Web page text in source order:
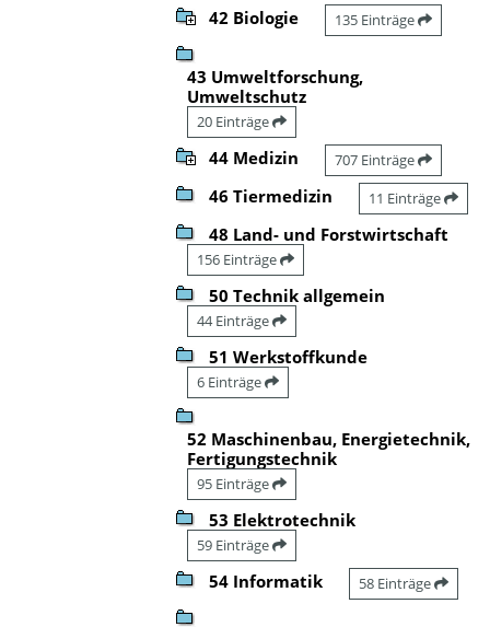
42 Biologie 135 Einträge
43 Umweltforschung,
Umweltschutz
20 Einträge
44 Medizin 707 Einträge
46 Tiermedizin 11 Einträge
48 Land- und Forstwirtschaft
156 Einträge
50 Technik allgemein
44 Einträge
51 Werkstoffkunde
6 Einträge
52 Maschinenbau, Energietechnik,
Fertigungstechnik
95 Einträge
53 Elektrotechnik
59 Einträge
54 Informatik 58 Einträge